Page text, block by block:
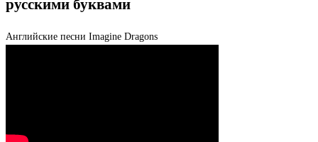
русскими буквами
Английские песни Imagine Dragons